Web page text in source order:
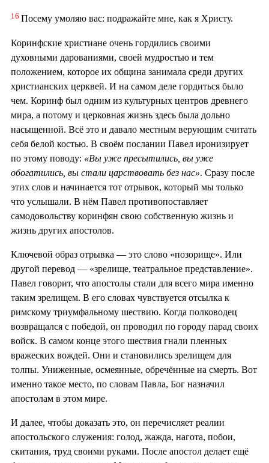
16 Посему умоляю вас: подражайте мне, как я Христу.
Коринфские христиане очень гордились своими
духовными дарованиями, своей мудростью и тем
положением, которое их община занимала среди других
христианских церквей. И на самом деле гордиться было
чем. Коринф был одним из культурных центров древнего
мира, а потому и церковная жизнь здесь была дольно
насыщенной. Всё это и давало местным верующим считать
себя белой костью. В своём послании Павел иронизирует
по этому поводу: «Вы уже пресытились, вы уже
обогатились, вы стали царствовать без нас». Сразу после
этих слов и начинается тот отрывок, который мы только
что услышали. В нём Павел противопоставляет
самодовольству коринфян свою собственную жизнь и
жизнь других апостолов.
Ключевой образ отрывка — это слово «позорище». Или
другой перевод — «зрелище, театральное представление».
Павел говорит, что апостолы стали для всего мира именно
таким зрелищем. В его словах чувствуется отсылка к
римскому триумфальному шествию. Когда полководец
возвращался с победой, он проводил по городу парад своих
войск. В самом конце этого шествия гнали пленных
вражеских вождей. Они и становились зрелищем для
толпы. Униженные, осмеянные, обречённые на смерть. Вот
именно такое место, по словам Павла, Бог назначил
апостолам в этом мире.
И далее, чтобы доказать это, он перечисляет реалии
апостольского служения: голод, жажда, нагота, побои,
скитания, труд своими руками. После апостол делает ещё